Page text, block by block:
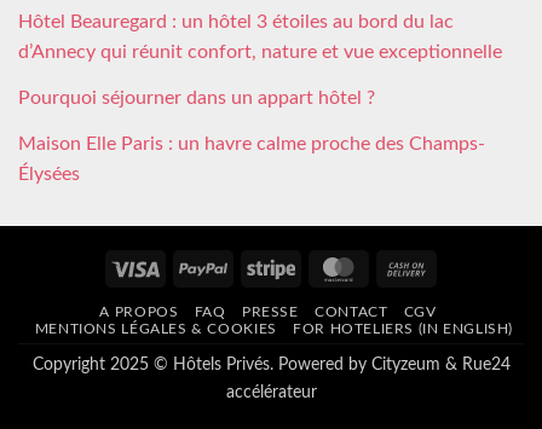
Hôtel Beauregard : un hôtel 3 étoiles au bord du lac
d’Annecy qui réunit confort, nature et vue exceptionnelle
Pourquoi séjourner dans un appart hôtel ?
Maison Elle Paris : un havre calme proche des Champs-
Élysées
Visa PayPal Stripe MasterCard
Delivery
A PROPOS FAQ PRESSE CONTACT
CGV
MENTIONS LÉGALES & COOKIES
FOR HOTELIERS (IN ENGLISH)
Copyright 2025 © Hôtels Privés. Powered by Cityzeum & Rue24
accélérateur